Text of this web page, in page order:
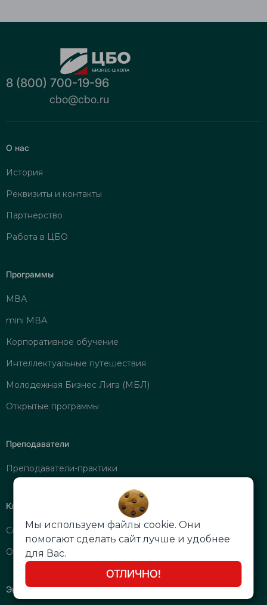
8 (800) 700-19-96
cbo@cbo.ru
О нас
История
Реквизиты и контакты
Партнерство
Работа в ЦБО
Программы
МВА
mini МВА
Корпоративное обучение
Интеллектуальные путешествия
Молодежная Бизнес Лига (МБЛ)
Открытые программы
Преподаватели
Преподаватели-практики
Клуб
Сообщество
Отзывы
Экспертиза и статьи
Мы используем файлы cookie. Они
помогают сделать сайт лучше и удобнее
для Вас.
ОТЛИЧНО!